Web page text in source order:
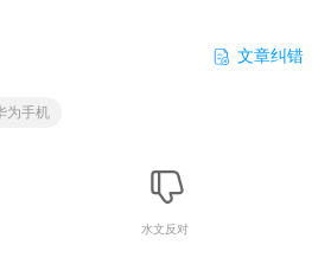
文章纠错
为手机
水文反对